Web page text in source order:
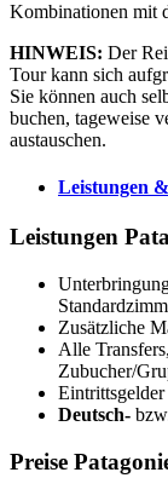
Kombinationen mit
HINWEIS: Der
Tour kann sich
Sie können auch
buchen, tageweise
austauschen.
Leistungen
Leistungen
Zusätzliche
Alle
Zubucher/
Eintrittsgelder
Deutsch-
Preise